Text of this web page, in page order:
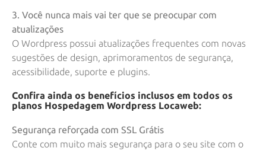
3. Você nunca mais vai ter que se preocupar com
atualizações
O Wordpress possui atualizações frequentes com novas
sugestões de design, aprimoramentos de segurança,
acessibilidade, suporte e plugins.
Confira ainda os benefícios inclusos em todos os
planos Hospedagem Wordpress Locaweb:
Segurança reforçada com SSL Grátis
Conte com muito mais segurança para o seu site com o